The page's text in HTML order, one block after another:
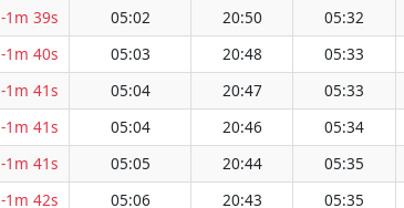
-1m 39s 05:02 20:50 05:32
-1m 40s 05:03 20:48 05:33
-1m 41s 05:04 20:47 05:33
-1m 41s 05:04 20:46 05:34
-1m 41s 05:05 20:44 05:35
-1m 42s 05:06 20:43 05:35